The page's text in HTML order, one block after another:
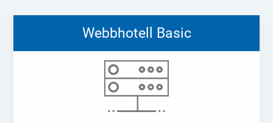
Webbhotell Basic